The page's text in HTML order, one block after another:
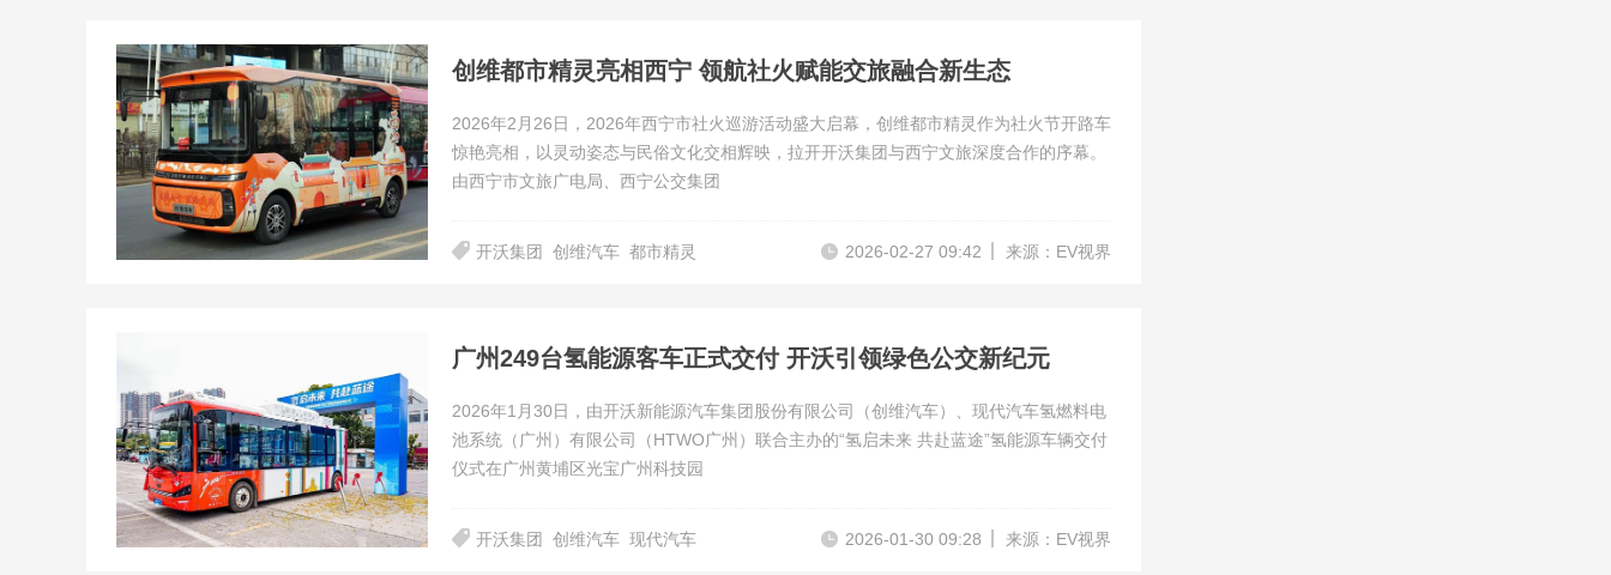
创维都市精灵亮相西宁 领航社火赋能交旅融合新生态
​2026年2月26日，2026年西宁市社火巡游活动盛大启幕，创维都市精灵作为社火节开路车
惊艳亮相，以灵动姿态与民俗文化交相辉映，拉开开沃集团与西宁文旅深度合作的序幕。
由西宁市文旅广电局、西宁公交集团
开沃集团 创维汽车 都市精灵 来源：EV视界
2026-02-27 09:42
广州249台氢能源客车正式交付 开沃引领绿色公交新纪元
​2026年1月30日，由开沃新能源汽车集团股份有限公司（创维汽车）、现代汽车氢燃料电
池系统（广州）有限公司（HTWO广州）联合主办的“氢启未来 共赴蓝途”氢能源车辆交付
仪式在广州黄埔区光宝广州科技园
开沃集团 创维汽车 现代汽车 来源：EV视界
2026-01-30 09:28